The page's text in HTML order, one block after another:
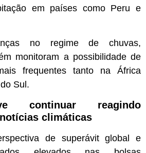
em países como Peru e
no regime de chuvas,
monitoram a possibilidade de
frequentes tanto na África
Sul.
continuar reagindo
climáticas
de superávit global e